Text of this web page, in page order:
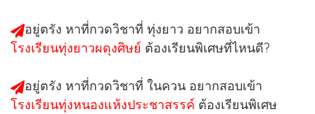
อยู่ตรัง หาที่กวดวิชาที่ ทุ่งยาว อยากสอบเข้า
โรงเรียนทุ่งยาวผดุงศิษย์ ต้องเรียนพิเศษที่ไหนดี?
อยู่ตรัง หาที่กวดวิชาที่ ในควน อยากสอบเข้า
โรงเรียนทุ่งหนองแห้งประชาสรรค์ ต้องเรียนพิเศษ